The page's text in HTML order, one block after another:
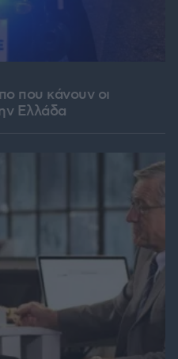
που κάνουν οι
Ελλάδα